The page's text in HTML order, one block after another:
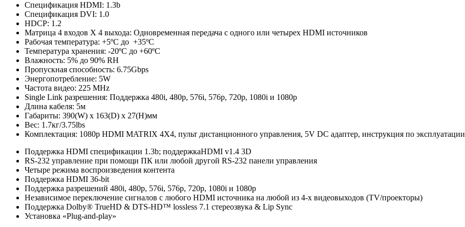
Спецификация HDMI: 1.3b
Спецификация DVI: 1.0
HDCP: 1.2
Матрица 4 входов X 4 выхода: Одновременная передача с одного или четырех HDMI источников
Рабочая температура: +5ºC до +35ºC
Температура хранения: -20ºC до +60ºC
Влажность: 5% до 90% RH
Пропускная способность: 6.75Gbps
Энергопотребление: 5W
Частота видео: 225 MHz
Single Link разрешения: Поддержка 480i, 480p, 576i, 576p, 720p, 1080i и 1080p
Длина кабеля: 5м
Габариты: 390(W) x 163(D) x 27(H)мм
Вес: 1.7кг/3.75lbs
Комплектация: 1080p HDMI MATRIX 4X4, пульт дистанционного управления, 5V DC адаптер, инструкция по эксплуатации
Поддержка HDMI спецификации 1.3b; поддержкаHDMI v1.4 3D
RS-232 управление при помощи ПК или любой другой RS-232 панели управления
Четыре режима воспроизведения контента
Поддержка HDMI 36-bit
Поддержка разрешений 480i, 480p, 576i, 576p, 720p, 1080i и 1080p
Независимое переключение сигналов с любого HDMI источника на любой из 4-х видеовыходов (TV/проекторы)
Поддержка Dolby® TrueHD & DTS-HD™ lossless 7.1 стереозвука & Lip Sync
Установка «Plug-and-play»